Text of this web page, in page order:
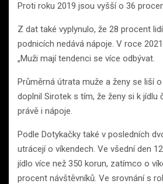
Proti roku 2019 jsou vyšší o 36
Z dat také vyplynulo, že 28 procent
podnicích nedává nápoje. V roce
„Muži mají tendenci se více odbývat.
Průměrná útrata muže a ženy se liší
doplnil Sirotek s tím, že ženy si k jídlu
právě i nápoje.
Podle Dotykačky také v posledních
utrácejí o víkendech. Ve všední den
jídlo více než 350 korun, zatímco o
procent návštěvníků. Ve srovnání s